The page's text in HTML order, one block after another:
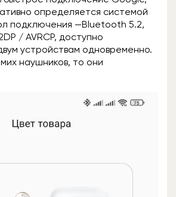
определяется системой
подключения —Bluetooth 5.2,
/ AVRCP, доступно
устройствам одновременно.
наушников, то они